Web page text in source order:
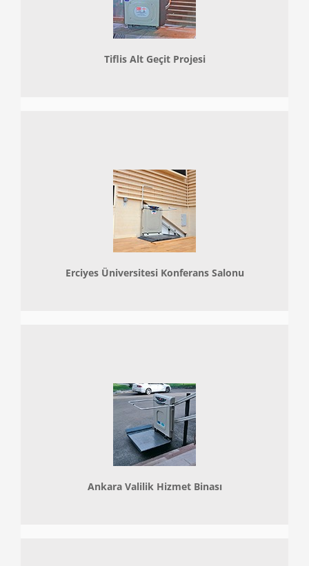
Tiflis Alt Geçit Projesi
Erciyes Üniversitesi Konferans Salonu
Ankara Valilik Hizmet Binası